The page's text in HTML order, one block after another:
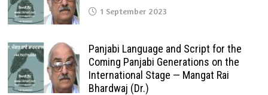
1 September 2023
Panjabi Language and Script for the
Coming Panjabi Generations on the
International Stage — Mangat Rai
Bhardwaj (Dr.)